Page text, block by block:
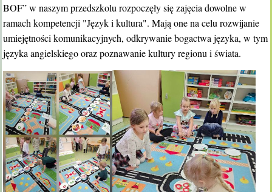
BOF” w naszym przedszkolu rozpoczęły się zajęcia dowolne w
ramach kompetencji "Język i kultura". Mają one na celu rozwijanie
umiejętności komunikacyjnych, odkrywanie bogactwa języka, w tym
języka angielskiego oraz poznawanie kultury regionu i świata.​​​